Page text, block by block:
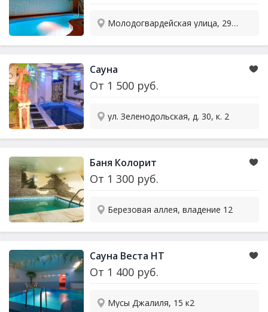
Молодогвардейская улица, 29к2
Сауна
От 1 500 руб.
ул. Зеленодольская, д. 30, к. 2
Баня Колорит
От 1 300 руб.
Березовая аллея, владение 12
Сауна Веста НТ
От 1 400 руб.
Мусы Джалиля, 15 к2